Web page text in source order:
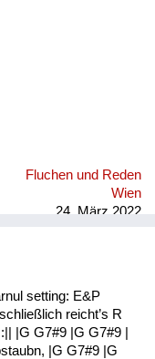
Fluchen und Reden
Wien
24. März 2022
setting: E&P
reicht’s R
|G G7#9 |G G7#9 |
|G G7#9 |G